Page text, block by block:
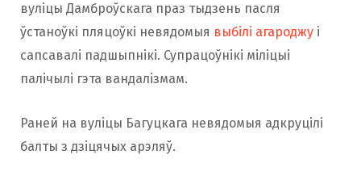
вуліцы Дамброўскага праз тыдзень пасля
ўстаноўкі пляцоўкі невядомыя выбілі агароджу і
сапсавалі падшыпнікі. Супрацоўнікі міліцыі
палічылі гэта вандалізмам.
Раней на вуліцы Багуцкага невядомыя адкруцілі
балты з дзіцячых арэляў.